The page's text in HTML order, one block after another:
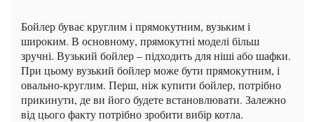
Бойлер буває круглим і прямокутним, вузьким і
широким. В основному, прямокутні моделі більш
зручні. Вузький бойлер – підходить для ніші або шафки.
При цьому вузький бойлер може бути прямокутним, і
овально-круглим. Перш, ніж купити бойлер, потрібно
прикинути, де ви його будете встановлювати. Залежно
від цього факту потрібно зробити вибір котла.